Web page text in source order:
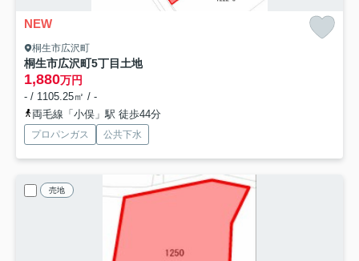
NEW
桐生市広沢町
桐生市広沢町5丁目土地
1,880万円
- / 1105.25㎡ / -
両毛線「小俣」駅 徒歩44分
プロパンガス 公共下水
売地